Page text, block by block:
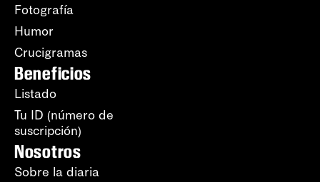
Fotografía
Humor
Crucigramas
Beneficios
Listado
Tu ID (número de
suscripción)
Nosotros
Sobre la diaria